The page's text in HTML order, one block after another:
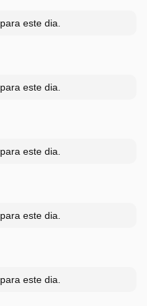
este dia.
este dia.
este dia.
este dia.
este dia.